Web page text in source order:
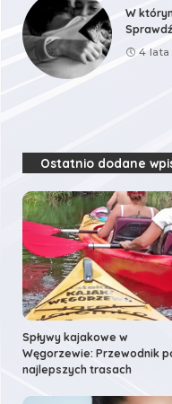
W
4 lata
Ostatnio dodane
Spływy kajakowe w
Węgorzewie: Przewodnik
najlepszych trasach